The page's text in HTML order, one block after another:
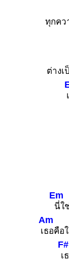
ทุกคว
ต่างเ
เ
Em
นี่ใ
เ
Am
ธอคือ
F#
เ